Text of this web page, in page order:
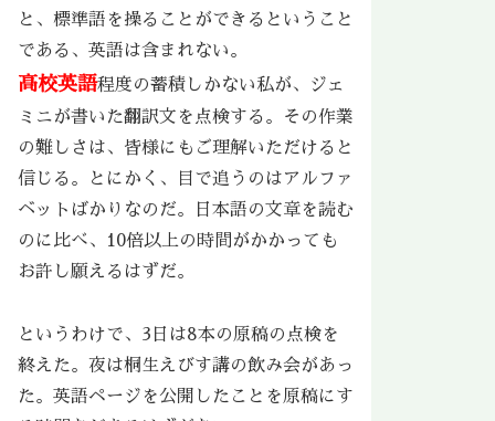
と、標準語を操ることができるということ
である、英語は含まれない。
高校英語程度の蓄積しかない私が、ジェ
ミニが書いた翻訳文を点検する。その作業
の難しさは、皆様にもご理解いただけると
信じる。とにかく、目で追うのはアルファ
ベットばかりなのだ。日本語の文章を読む
のに比べ、10倍以上の時間がかかっても
お許し願えるはずだ。
というわけで、3日は8本の原稿の点検を
終えた。夜は桐生えびす講の飲み会があっ
た。英語ページを公開したことを原稿にす